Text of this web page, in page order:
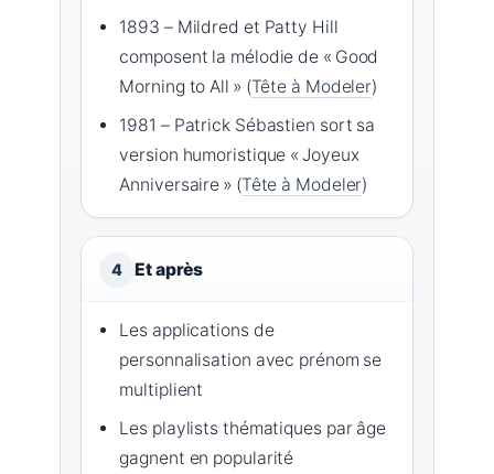
1893 – Mildred et Patty Hill
composent la mélodie de « Good
Morning to All » (Tête à Modeler)
1981 – Patrick Sébastien sort sa
version humoristique « Joyeux
Anniversaire » (Tête à Modeler)
4 Et après
Les applications de
personnalisation avec prénom se
multiplient
Les playlists thématiques par âge
gagnent en popularité